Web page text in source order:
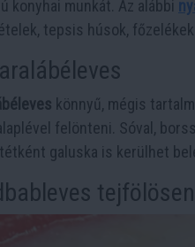
konyhai munkát. Az alábbi
tepsis húsok,
könnyű, mégis
felönteni. Sóval,
galuska is kerülhet
tejfölösen